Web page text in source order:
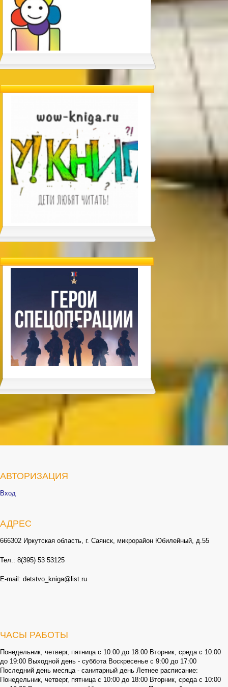
АВТОРИЗАЦИЯ
Вход
АДРЕС
666302 Иркутская область, г. Саянск, микрорайон Юбилейный, д.55
Тел.: 8(395) 53 53125
E-mail: detstvo_kniga@list.ru
ЧАСЫ РАБОТЫ
Понедельник, четверг, пятница с 10:00 до 18:00 Вторник, среда с 10:00
до 19:00 Выходной день - суббота Воскресенье с 9:00 до 17:00
Последний день месяца - санитарный день Летнее расписание:
Понедельник, четверг, пятница с 10:00 до 18:00 Вторник, среда с 10:00